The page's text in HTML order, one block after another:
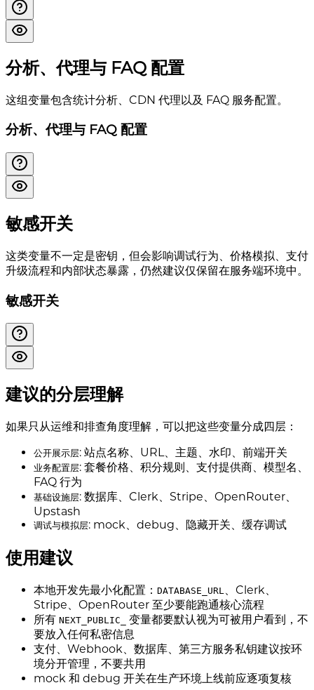
分析、代理与 FAQ 配置
这组变量包含统计分析、CDN 代理以及 FAQ 服务配置。
分析、代理与 FAQ 配置
敏感开关
这类变量不一定是密钥，但会影响调试行为、价格模拟、支付
升级流程和内部状态暴露，仍然建议仅保留在服务端环境中。
敏感开关
建议的分层理解
如果只从运维和排查角度理解，可以把这些变量分成四层：
公开展示层: 站点名称、URL、主题、水印、前端开关
业务配置层: 套餐价格、积分规则、支付提供商、模型名、
FAQ 行为
基础设施层: 数据库、Clerk、Stripe、OpenRouter、
Upstash
调试与模拟层: mock、debug、隐藏开关、缓存调试
使用建议
本地开发先最小化配置： DATABASE_URL 、Clerk、
Stripe、OpenRouter 至少要能跑通核心流程
所有 NEXT_PUBLIC_
变量都要默认视为可被用户看到，不
要放入任何私密信息
支付、Webhook、数据库、第三方服务私钥建议按环
境分开管理，不要共用
mock 和 debug 开关在生产环境上线前应逐项复核